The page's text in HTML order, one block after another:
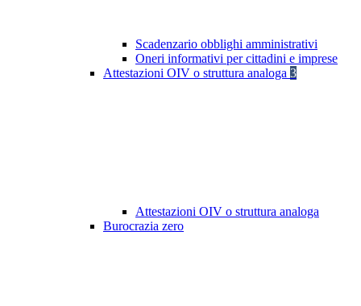
Scadenzario obblighi amministrativi
Oneri informativi per cittadini e imprese
Attestazioni OIV o struttura analoga 3
Attestazioni OIV o struttura analoga
Burocrazia zero